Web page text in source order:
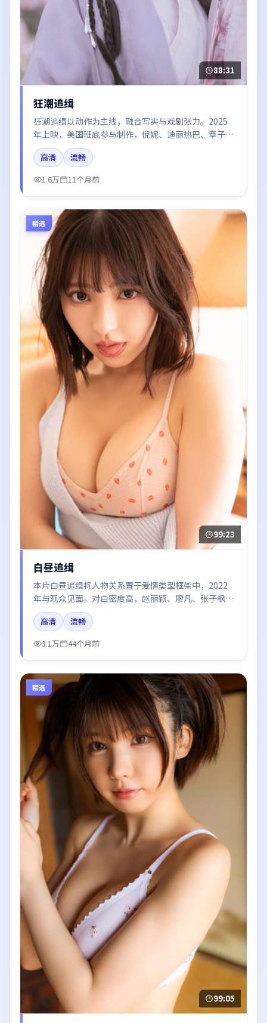
88:31
狂潮追缉
狂潮追缉以动作为主线，融合写实与戏剧张力。2025
年上映，美国班底参与制作，倪妮、迪丽热巴、章子
怡、梁朝伟在片中呈现细腻表演，影像风格统一，配乐
与剪辑强化了情绪曲线。
高清
流畅
1.6万
11个月前
精选
99:23
白昼追缉
本片白昼追缉将人物关系置于爱情类型框架中，2022
年与观众见面。对白密度高，赵丽颖、廖凡、张子枫、
于和伟的台词节奏值得关注；整体气质偏日本都市与冷
色调摄影。
高清
流畅
3.1万
44个月前
精选
99:05